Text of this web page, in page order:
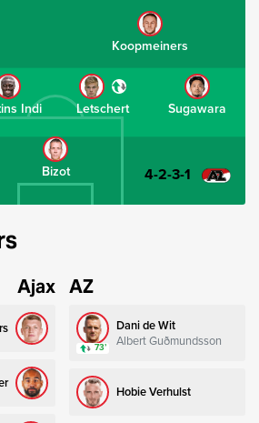
Bizot
Sugawara
Letschert
Indi
Koopmeiners
4-2-3-1
Ajax AZ
Dani de Wit
Albert Guðmundsson
73’
Hobie Verhulst